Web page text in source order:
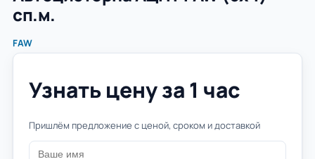
сп.м.
FAW
Узнать цену за 1 час
Пришлём предложение с ценой, сроком и доставкой